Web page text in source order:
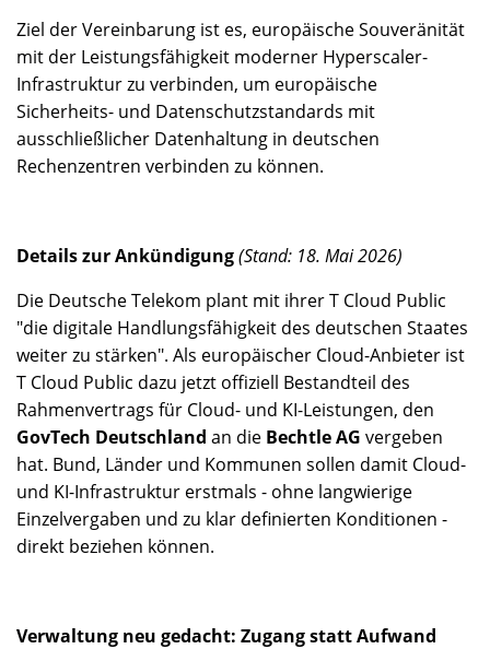
Ziel der Vereinbarung ist es, europäische Souveränität
mit der Leistungsfähigkeit moderner Hyperscaler-
Infrastruktur zu verbinden, um europäische
Sicherheits- und Datenschutzstandards mit
ausschließlicher Datenhaltung in deutschen
Rechenzentren verbinden zu können.
Details zur Ankündigung(Stand: 18. Mai 2026)
Die Deutsche Telekom plant mit ihrer T Cloud Public
"die digitale Handlungsfähigkeit des deutschen Staates
weiter zu stärken". Als europäischer Cloud-Anbieter ist
T Cloud Public dazu jetzt offiziell Bestandteil des
Rahmenvertrags für Cloud- und KI-Leistungen, den
GovTech Deutschland an die Bechtle AG vergeben
hat. Bund, Länder und Kommunen sollen damit Cloud-
und KI-Infrastruktur erstmals - ohne langwierige
Einzelvergaben und zu klar definierten Konditionen -
direkt beziehen können.
Verwaltung neu gedacht: Zugang statt Aufwand